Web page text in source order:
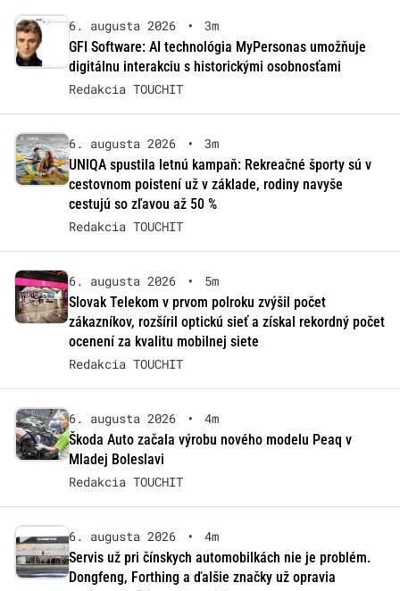
6. augusta 2026 •
3m
GFI Software: AI technológia MyPersonas umožňuje
digitálnu interakciu s historickými osobnosťami
Redakcia TOUCHIT
6. augusta 2026 •
3m
UNIQA spustila letnú kampaň: Rekreačné športy sú v
cestovnom poistení už v základe, rodiny navyše
cestujú so zľavou až 50 %
Redakcia TOUCHIT
6. augusta 2026 •
5m
Slovak Telekom v prvom polroku zvýšil počet
zákazníkov, rozšíril optickú sieť a získal rekordný počet
ocenení za kvalitu mobilnej siete
Redakcia TOUCHIT
6. augusta 2026 •
4m
Škoda Auto začala výrobu nového modelu Peaq v
Mladej Boleslavi
Redakcia TOUCHIT
6. augusta 2026 •
4m
Servis už pri čínskych automobilkách nie je problém.
Dongfeng, Forthing a ďalšie značky už opravia